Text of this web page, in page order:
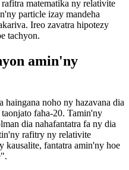
matematika ny relativite
particle izay mandeha
Ireo zavatra hipotezy
tachyon.
amin'ny
noho ny hazavana dia
faha-20. Tamin'ny
dia nahafantatra fa ny dia
rafitry ny relativite
kausalite, fantatra amin'ny hoe